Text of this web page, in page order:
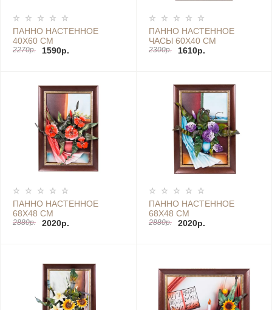
ПАННО НАСТЕННОЕ
40Х60 СМ
2270р. 1590р.
ПАННО НАСТЕННОЕ
ЧАСЫ 60Х40 СМ
2300р. 1610р.
ПАННО НАСТЕННОЕ
68Х48 СМ
2880р. 2020р.
ПАННО НАСТЕННОЕ
68Х48 СМ
2880р. 2020р.